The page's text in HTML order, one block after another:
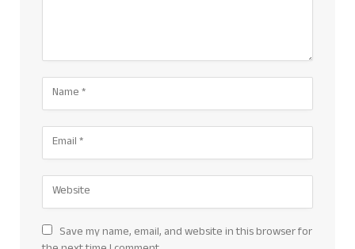
Save my name, email, and website in this browser for